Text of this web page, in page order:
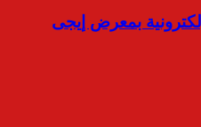
بمعرض إيجى